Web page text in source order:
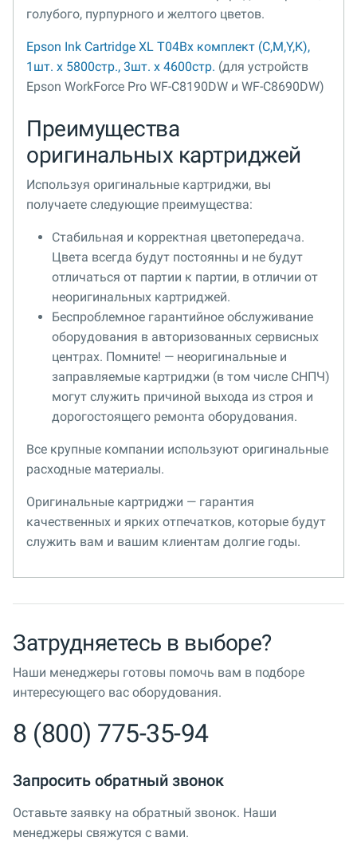
голубого, пурпурного и желтого цветов.
Epson Ink Cartridge XL T04Bx комплект (C,M,Y,K),
1шт. x 5800стр., 3шт. x 4600стр. (для устройств
Epson WorkForce Pro WF-C8190DW и WF-C8690DW)
Преимущества
оригинальных картриджей
Используя оригинальные картриджи, вы
получаете следующие преимущества:
Стабильная и корректная цветопередача.
Цвета всегда будут постоянны и не будут
отличаться от партии к партии, в отличии от
неоригинальных картриджей.
Беспроблемное гарантийное обслуживание
оборудования в авторизованных сервисных
центрах. Помните! — неоригинальные и
заправляемые картриджи (в том числе СНПЧ)
могут служить причиной выхода из строя и
дорогостоящего ремонта оборудования.
Все крупные компании используют оригинальные
расходные материалы.
Оригинальные картриджи — гарантия
качественных и ярких отпечатков, которые будут
служить вам и вашим клиентам долгие годы.
Затрудняетесь в выборе?
Наши менеджеры готовы помочь вам в подборе
интересующего вас оборудования.
8 (800) 775-35-94
Запросить обратный звонок
Оставьте заявку на обратный звонок. Наши
менеджеры свяжутся с вами.